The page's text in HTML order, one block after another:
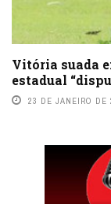
Vitória suada
estadual
23 DE JANEIRO DE